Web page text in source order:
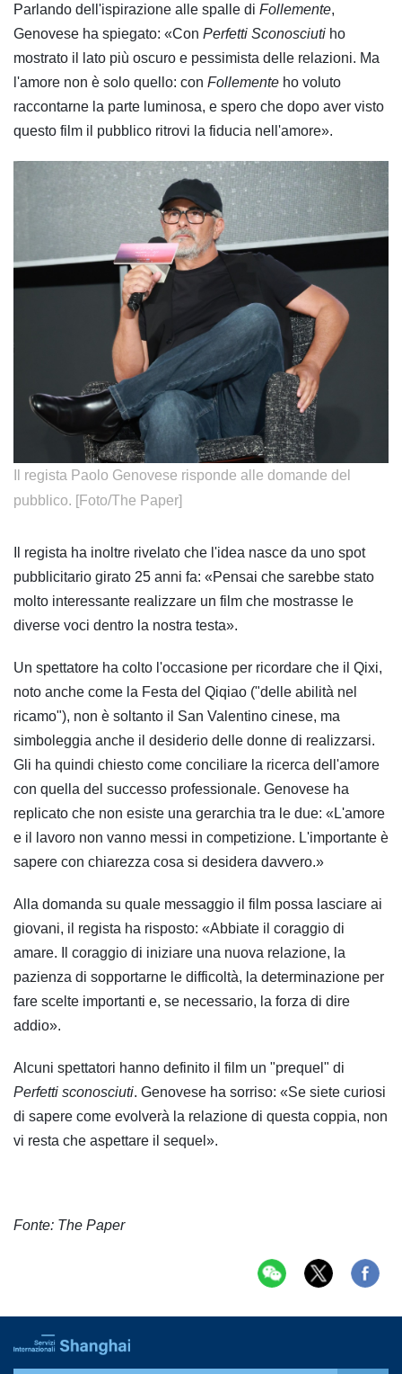
Parlando dell'ispirazione alle spalle di Follemente,
Genovese ha spiegato: «Con Perfetti Sconosciuti ho
mostrato il lato più oscuro e pessimista delle relazioni. Ma
l'amore non è solo quello: con Follemente ho voluto
raccontarne la parte luminosa, e spero che dopo aver visto
questo film il pubblico ritrovi la fiducia nell'amore».
​Il regista Paolo Genovese risponde alle domande del
pubblico. [Foto/The Paper]
Il regista ha inoltre rivelato che l'idea nasce da uno spot
pubblicitario girato 25 anni fa: «Pensai che sarebbe stato
molto interessante realizzare un film che mostrasse le
diverse voci dentro la nostra testa».
Un spettatore ha colto l'occasione per ricordare che il Qixi,
noto anche come la Festa del Qiqiao ("delle abilità nel
ricamo"), non è soltanto il San Valentino cinese, ma
simboleggia anche il desiderio delle donne di realizzarsi.
Gli ha quindi chiesto come conciliare la ricerca dell'amore
con quella del successo professionale. Genovese ha
replicato che non esiste una gerarchia tra le due: «L'amore
e il lavoro non vanno messi in competizione. L'importante è
sapere con chiarezza cosa si desidera davvero.»
Alla domanda su quale messaggio il film possa lasciare ai
giovani, il regista ha risposto: «Abbiate il coraggio di
amare. Il coraggio di iniziare una nuova relazione, la
pazienza di sopportarne le difficoltà, la determinazione per
fare scelte importanti e, se necessario, la forza di dire
addio».
Alcuni spettatori hanno definito il film un "prequel" di
Perfetti sconosciuti. Genovese ha sorriso: «Se siete curiosi
di sapere come evolverà la relazione di questa coppia, non
vi resta che aspettare il sequel».
Fonte: The Paper